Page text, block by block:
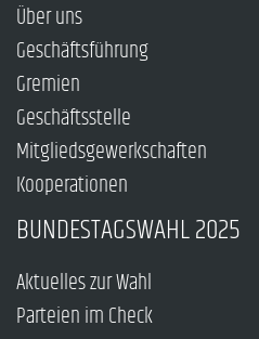
Über uns
Geschäftsführung
Gremien
Geschäftsstelle
Mitgliedsgewerkschaften
Kooperationen
BUNDESTAGSWAHL 2025
Aktuelles zur Wahl
Parteien im Check